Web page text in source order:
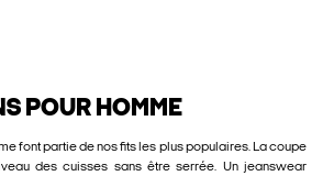
POUR HOMME
font partie de nos fits les plus populaires. La coupe
des cuisses sans être serrée. Un jeanswear